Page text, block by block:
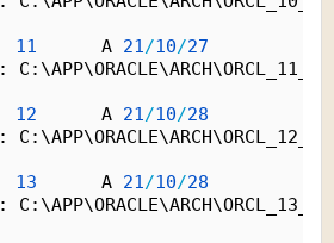
11 A 21/10/27
12 A 21/10/28
13 A 21/10/28